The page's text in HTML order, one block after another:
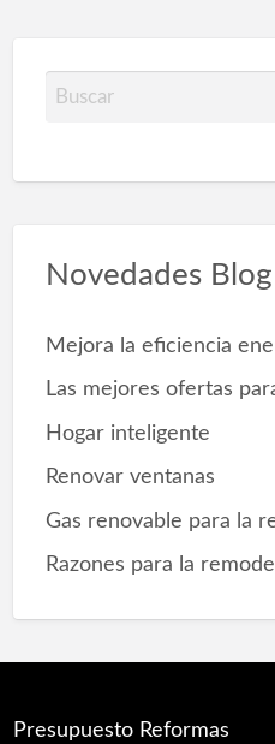
B
c
p
r
Novedades Blog
Mejora la eficiencia
Las mejores ofertas
Hogar inteligente
Renovar ventanas
Gas renovable para la
Razones para la
Presupuesto Reformas